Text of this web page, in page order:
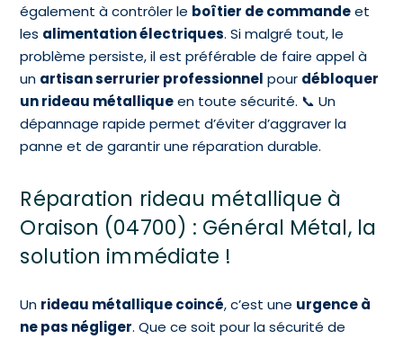
également à contrôler le boîtier de commandeet
les alimentation électriques. Si malgré tout, le
problème persiste, il est préférable de faire appel à
un artisan serrurier professionnel pour débloquer
un rideau métalliqueen toute sécurité. 📞 Un
dépannage rapide permet d’éviter d’aggraver la
panne et de garantir une réparation durable.
Réparation rideau métallique à
Oraison (04700) : Général Métal, la
solution immédiate !
Un rideau métallique coincé, c’est une urgence à
ne pas négliger. Que ce soit pour la sécurité de